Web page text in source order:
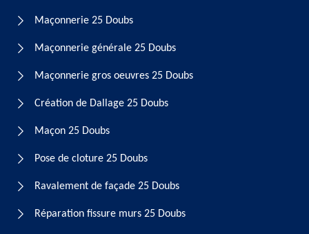
Maçonnerie 25 Doubs
Maçonnerie générale 25 Doubs
Maçonnerie gros oeuvres 25 Doubs
Création de Dallage 25 Doubs
Maçon 25 Doubs
Pose de cloture 25 Doubs
Ravalement de façade 25 Doubs
Réparation fissure murs 25 Doubs